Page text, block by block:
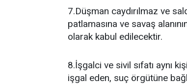
7.Düşman caydırılmaz ve
patlamasına ve savaş
olarak kabul edilecektir.
8.İşgalci ve sivil sıfatı aynı
işgal eden, suç örgütüne